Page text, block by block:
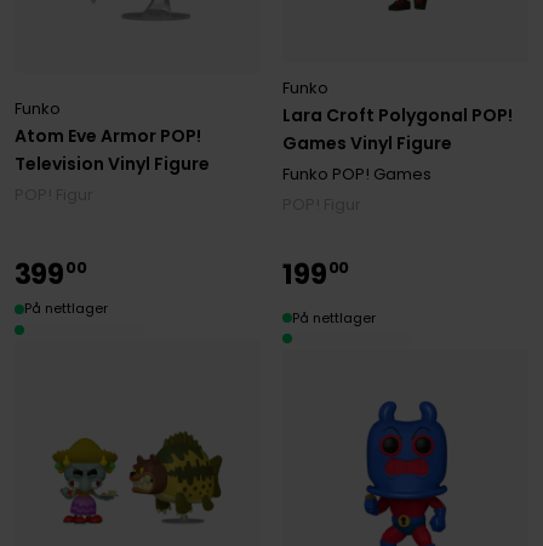
Atom Eve Armor POP!
Television Vinyl Figure
Funko
Lara Croft Polygonal POP!
Games Vinyl Figure
Funko
Funko POP! Games
39900
På nettlager
19900
På nettlager